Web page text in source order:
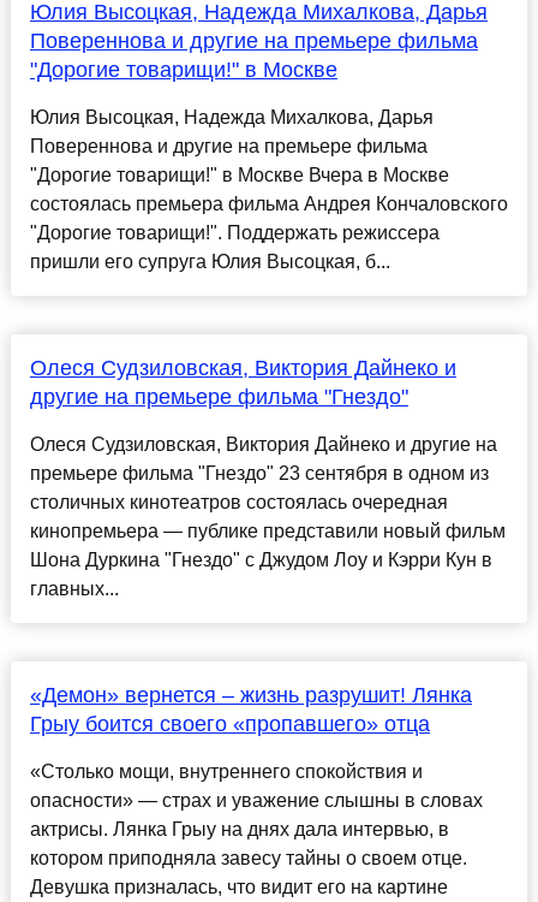
Юлия Высоцкая, Надежда Михалкова, Дарья
Повереннова и другие на премьере фильма
"Дорогие товарищи!" в Москве
Юлия Высоцкая, Надежда Михалкова, Дарья
Повереннова и другие на премьере фильма
"Дорогие товарищи!" в Москве Вчера в Москве
состоялась премьера фильма Андрея Кончаловского
"Дорогие товарищи!". Поддержать режиссера
пришли его супруга Юлия Высоцкая, б...
Олеся Судзиловская, Виктория Дайнеко и
другие на премьере фильма "Гнездо"
Олеся Судзиловская, Виктория Дайнеко и другие на
премьере фильма "Гнездо" 23 сентября в одном из
столичных кинотеатров состоялась очередная
кинопремьера — публике представили новый фильм
Шона Дуркина "Гнездо" с Джудом Лоу и Кэрри Кун в
главных...
«Демон» вернется – жизнь разрушит! Лянка
Грыу боится своего «пропавшего» отца
«Столько мощи, внутреннего спокойствия и
опасности» — страх и уважение слышны в словах
актрисы. Лянка Грыу на днях дала интервью, в
котором приподняла завесу тайны о своем отце.
Девушка призналась, что видит его на картине